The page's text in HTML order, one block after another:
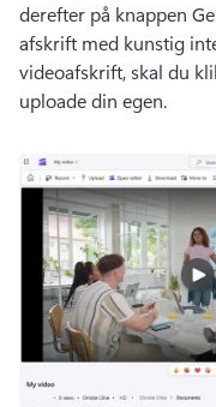
derefter på knappen
afskrift med kunstig
videoafskrift, skal du
uploade din egen.